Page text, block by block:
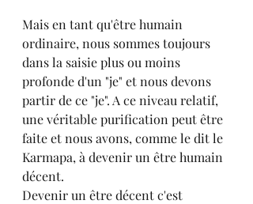
Mais en tant qu'être humain
ordinaire, nous sommes toujours
dans la saisie plus ou moins
profonde d'un "je" et nous devons
partir de ce "je". A ce niveau relatif,
une véritable purification peut être
faite et nous avons, comme le dit le
Karmapa, à devenir un être humain
décent.
Devenir un être décent c'est